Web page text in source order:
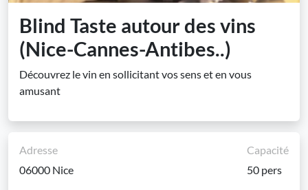
Blind Taste autour des vins
(Nice-Cannes-Antibes..)
Découvrez le vin en sollicitant vos sens et en vous
amusant
Adresse
06000 Nice
Capacité
50 pers